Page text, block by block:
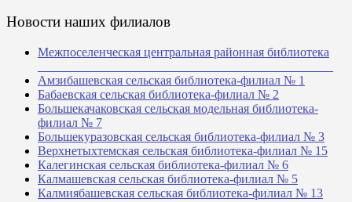
Новости наших филиалов
Межпоселенческая центральная районная библиотека
Амзибашевская сельская библиотека-филиал № 1
Бабаевская сельская библиотека-филиал № 2
Большекачаковская сельская модельная библиотека-
филиал № 7
Большекуразовская сельская библиотека-филиал № 3
Верхнетыхтемская сельская библиотека-филиал № 15
Калегинская сельская библиотека-филиал № 6
Калмашевская сельская библиотека-филиал № 5
Калмиябашевская сельская библиотека-филиал № 13